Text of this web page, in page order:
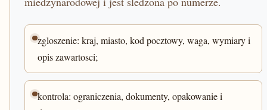
zgloszenie: kraj, miasto, kod pocztowy, waga, wymiary i
opis zawartosci;
kontrola: ograniczenia, dokumenty, opakowanie i